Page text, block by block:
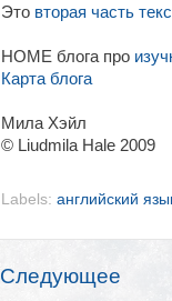
Это вторая часть
HOME блога про
Карта блога
Мила Хэйл
© Liudmila Hale 2009
Labels: английский
Следующее